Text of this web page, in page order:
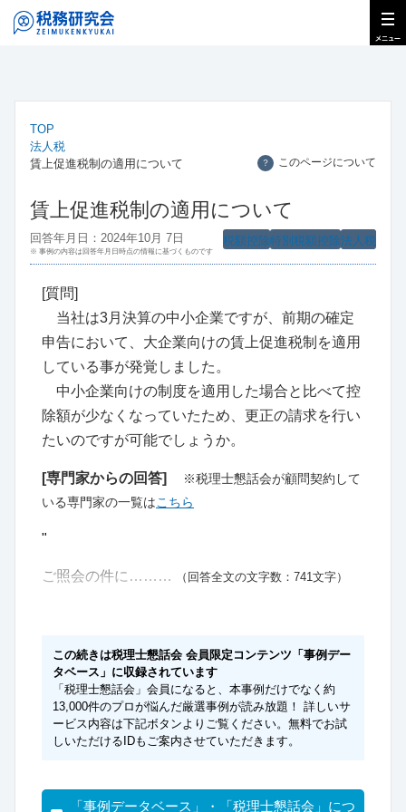
TOP
法人税
賃上促進税制の適用について
？ このページについて
賃上促進税制の適用について
法人税
特別税額控除
税額控除
回答年月日：2024年10月 7日
※ 事例の内容は回答年月日時点の情報に基づくものです
[質問]
当社は3月決算の中小企業ですが、前期の確定
申告において、大企業向けの賃上促進税制を適用
している事が発覚しました。
中小企業向けの制度を適用した場合と比べて控
除額が少なくなっていたため、更正の請求を行い
たいのですが可能でしょうか。
[専門家からの回答]
※税理士懇話会が顧問契約して
いる専門家の一覧はこちら
"
ご照会の件に……… （回答全文の文字数：741文字）
この続きは税理士懇話会 会員限定コンテンツ「事例デー
タベース」に収録されています
「税理士懇話会」会員になると、本事例だけでなく約
13,000件のプロが悩んだ厳選事例が読み放題！ 詳しいサ
ービス内容は下記ボタンよりご覧ください。無料でお試
しいただけるIDもご案内させていただきます。
「事例データベース」・「税理士懇話会」につ